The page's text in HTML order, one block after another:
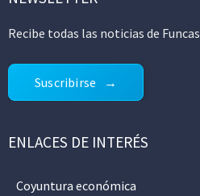
Recibe todas las noticias de Funcas
Suscribirse
ENLACES DE INTERÉS
Coyuntura económica